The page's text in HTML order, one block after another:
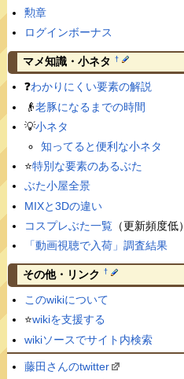
勲章
ログインボーナス
マメ知識・小ネタ †
❓わかりにくい要素の解説
👴老豚になるまでの時間
💡小ネタ
知ってると便利な小ネタ
⭐️特別な要素のあるぶた
ぶた小屋全景
MIXと3Dの違い
コスプレぶた一覧（更新頻度低）
「動画視聴で入荷」調査結果
その他・リンク †
このwikiについて
⭐️wikiを支援する
wikiソースでサイト内検索
藤田さんのtwitter